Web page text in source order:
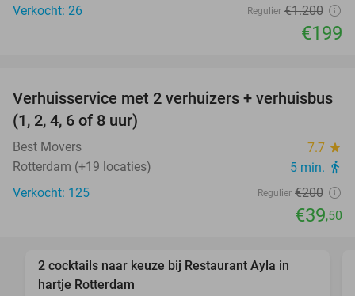
Verkocht: 26 Regulier €1.200
€199
80%
Verhuisservice met 2 verhuizers + verhuisbus
(1, 2, 4, 6 of 8 uur)
Best Movers 7.7 star
Rotterdam (+19 locaties) 5 min. directions_walk
Verkocht: 125 Regulier €200
€39,50
favorite_border
2 cocktails naar keuze bij Restaurant Ayla in
hartje Rotterdam